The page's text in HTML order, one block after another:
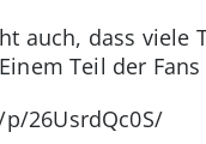
auch, dass
Teil der
26UsrdQc0S/